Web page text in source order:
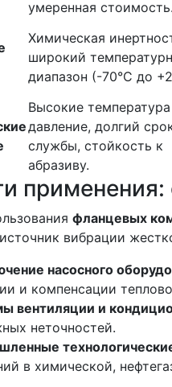
умеренная стоимость.
Химическая
широкий
диапазон (-70°C до
Высокие
давление, долгий
службы, стойкость к
абразиву.
применения:
фланцевых
вибрации
насосного
и компенсации
вентиляции и
неточностей.
в химической,